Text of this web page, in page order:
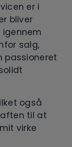
er i
bliver
igennem
salg,
passioneret
også
til at
virke